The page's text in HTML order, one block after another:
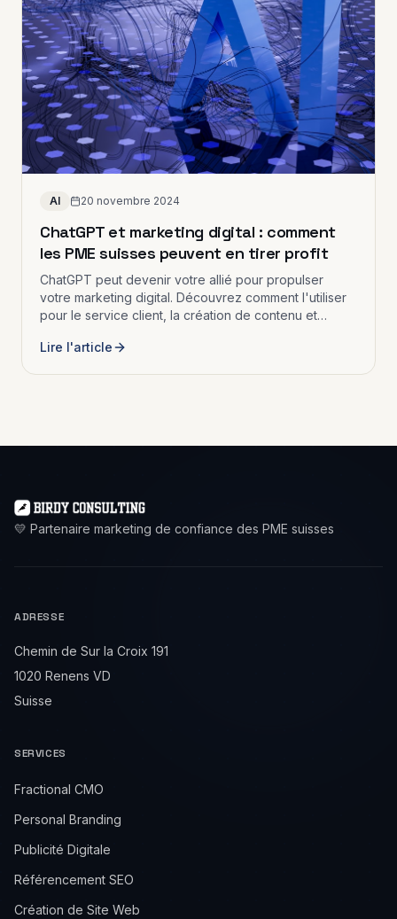
AI 20 novembre 2024
ChatGPT et marketing digital : comment
les PME suisses peuvent en tirer profit
ChatGPT peut devenir votre allié pour propulser
votre marketing digital. Découvrez comment l'utiliser
pour le service client, la création de contenu et
Lire l'article
💛 Partenaire marketing de confiance des PME suisses
ADRESSE
Chemin de Sur la Croix 191
1020 Renens VD
Suisse
SERVICES
Fractional CMO
Personal Branding
Publicité Digitale
Référencement SEO
Création de Site Web